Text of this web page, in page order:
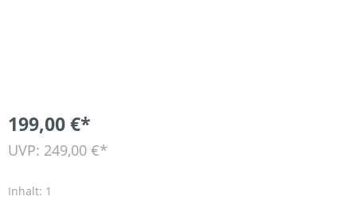
199,00 €*
UVP: 249,00 €*
Inhalt: 1